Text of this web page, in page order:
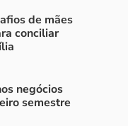
de mães
conciliar
negócios
semestre